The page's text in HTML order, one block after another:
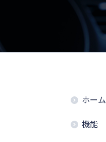
ホーム
機能